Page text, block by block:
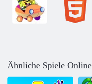
Ähnliche Spiele Online